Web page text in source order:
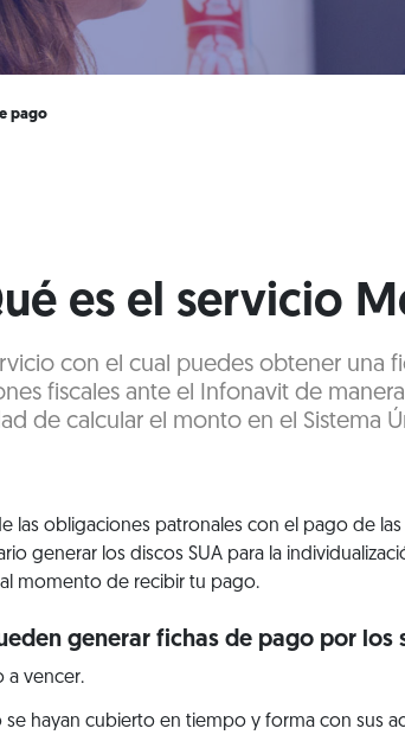
pago
es el servicio
con el cual puedes obtener una
fiscales ante el Infonavit de
de calcular el monto en el Sistema
las obligaciones patronales con el pago de
generar los discos SUA para la
momento de recibir tu pago.
generar fichas de pago por los
a vencer.
se hayan cubierto en tiempo y forma con sus